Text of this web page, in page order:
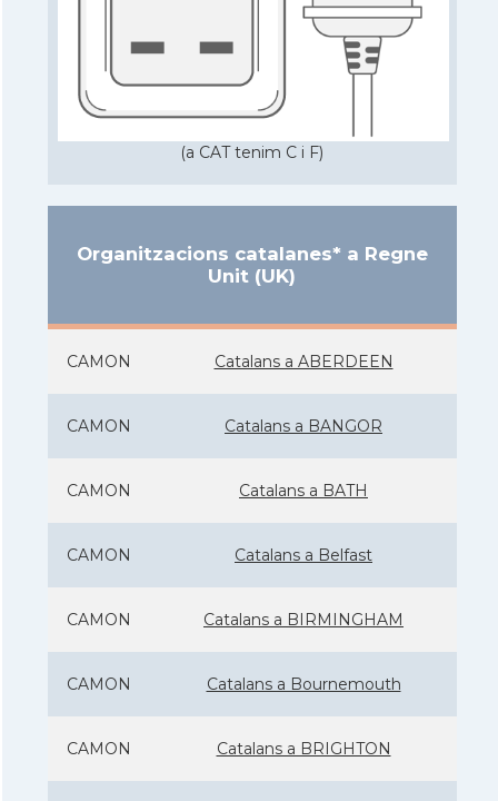
(a CAT tenim C i F)
Organitzacions catalanes* a Regne
Unit (UK)
CAMON Catalans a ABERDEEN
CAMON Catalans a BANGOR
CAMON Catalans a BATH
CAMON Catalans a Belfast
CAMON Catalans a BIRMINGHAM
CAMON Catalans a Bournemouth
CAMON Catalans a BRIGHTON